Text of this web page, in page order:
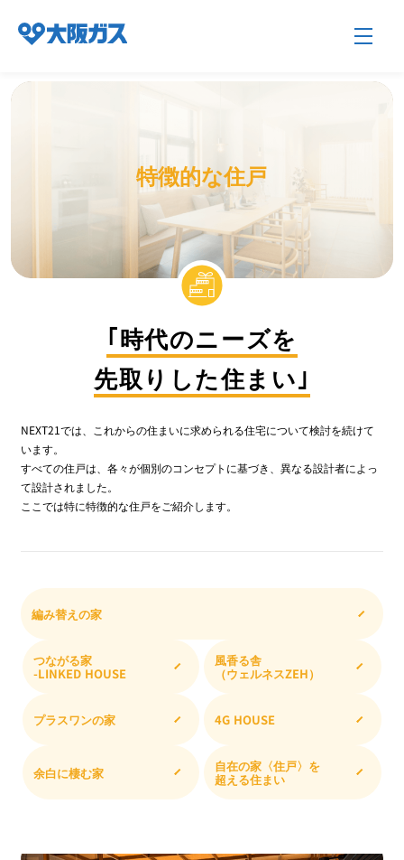
企業情報
ご家庭のお客さま
業務用・産業用のお客さま
企業/グループについて
サステナビリティ
IR情報
プレスリリース
特徴的な住戸
｢時代のニーズを
先取りした住まい｣
NEXT21では、これからの住まいに求められる住宅について検討を続けて
います。
すべての住戸は、各々が個別のコンセプトに基づき、異なる設計者によっ
て設計されました。
ここでは特に特徴的な住戸をご紹介します。
編み替えの家
つながる家
-LINKED HOUSE
風香る舎
（ウェルネスZEH）
プラスワンの家 4G HOUSE
余白に棲む家 自在の家〈住戸〉を
超える住まい